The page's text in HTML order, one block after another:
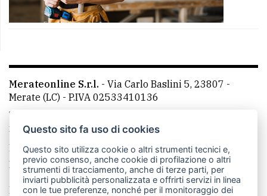
Merateonline S.r.l. - Via Carlo Baslini 5, 23807 -
Merate (LC) - P.IVA 02533410136
Telefono:
mail: redazione@merateonline.it
La redazione
CasateOnline LeccoOnline
RSS
Made by VIP
Privacy policy Cookie policy
Questo sito fa uso di cookies
Questo sito utilizza cookie o altri strumenti tecnici e,
previo consenso, anche cookie di profilazione o altri
strumenti di tracciamento, anche di terze parti, per
inviarti pubblicità personalizzata e offrirti servizi in linea
con le tue preferenze, nonché per il monitoraggio dei